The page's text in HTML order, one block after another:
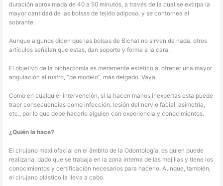
duración aproximada de 40 a 50 minutos, a través de la cual se extirpa la
mayor cantidad de las bolsas de tejido adiposo, y se contornea el
sobrante.
Aunque algunos dicen que las bolsas de Bichat no sirven de nada, otros
artículos señalan que estas, dan soporte y forma a la cara.
El objetivo de la bichectomía es meramente estético al ofrecer una mayor
angulación al rostro, “de modelo”, más delgado. Vaya.
Como en cualquier intervención, si la hacen manos inexpertas esta puede
traer consecuencias como infección, lesión del nervio facial, asimetría,
etc., por lo que debe hacerlo alguien con experiencia y conocimientos.
¿Quién la hace?
El cirujano maxilofacial en el ámbito de la Odontología, es quien puede
realizarla, dado que se trabaja en la zona interna de las mejillas y tiene los
conocimientos y certificación necesarios para hacerlo. Aunque, también,
el cirujano plástico la lleva a cabo.